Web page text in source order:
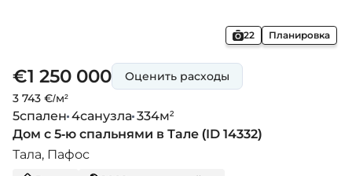
22 Планировка
€1 250 000
3 743 €/м²
Оценить расходы
5спален 4санузла 334м²
Дом с 5-ю спальнями в Тале (ID 14332)
Тала, Пафос